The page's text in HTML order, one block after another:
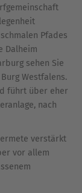
Pfades
Dalheim
sehen Sie
Westfalens.
führt über eher
nach
verstärkt
vor allem